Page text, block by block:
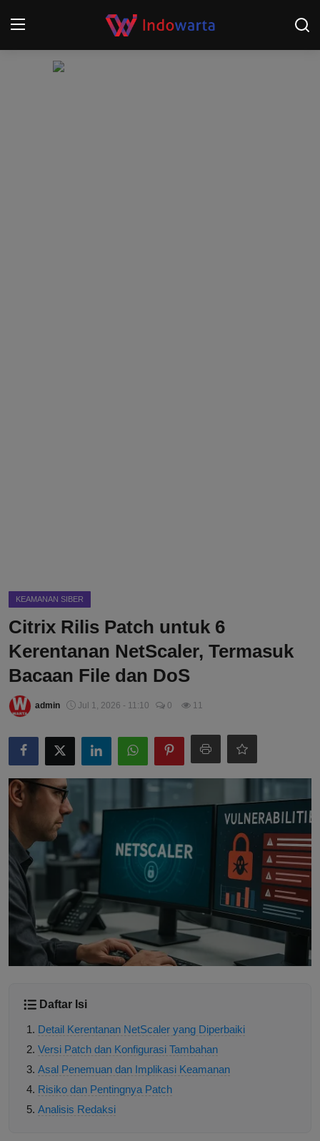
KEAMANAN SIBER
Citrix Rilis Patch untuk 6
Kerentanan NetScaler, Termasuk
Bacaan File dan DoS
admin Jul 1, 2026 - 11:10 0 11
Daftar Isi
Detail Kerentanan NetScaler yang Diperbaiki
Versi Patch dan Konfigurasi Tambahan
Asal Penemuan dan Implikasi Keamanan
Risiko dan Pentingnya Patch
Analisis Redaksi